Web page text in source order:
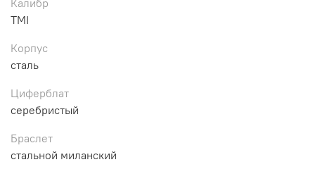
TMI
Корпус
сталь
Циферблат
серебристый
Браслет
стальной миланский